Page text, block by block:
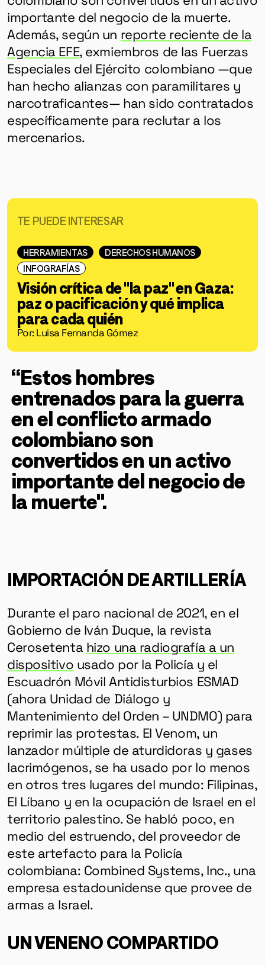
importante del negocio de la muerte.
Además, según un reporte reciente de la
Agencia EFE, exmiembros de las Fuerzas
Especiales del Ejército colombiano —que
han hecho alianzas con paramilitares y
narcotraficantes— han sido contratados
específicamente para reclutar a los
mercenarios.
TE PUEDE INTERESAR
HERRAMIENTAS
DERECHOS HUMANOS
INFOGRAFÍAS
Visión crítica de "la paz" en Gaza:
paz o pacificación y qué implica
para cada quién
Por: Luisa Fernanda Gómez
“Estos hombres
entrenados para la guerra
en el conflicto armado
colombiano son
convertidos en un activo
importante del negocio de
la muerte".
IMPORTACIÓN DE ARTILLERÍA
Durante el paro nacional de 2021, en el
Gobierno de Iván Duque, la revista
Cerosetenta hizo una radiografía a un
dispositivo usado por la Policía y el
Escuadrón Móvil Antidisturbios ESMAD
(ahora Unidad de Diálogo y
Mantenimiento del Orden – UNDMO) para
reprimir las protestas. El Venom, un
lanzador múltiple de aturdidoras y gases
lacrimógenos, se ha usado por lo menos
en otros tres lugares del mundo: Filipinas,
El Líbano y en la ocupación de Israel en el
territorio palestino. Se habló poco, en
medio del estruendo, del proveedor de
este artefacto para la Policía
colombiana: Combined Systems, Inc., una
empresa estadounidense que provee de
armas a Israel.
UN VENENO COMPARTIDO